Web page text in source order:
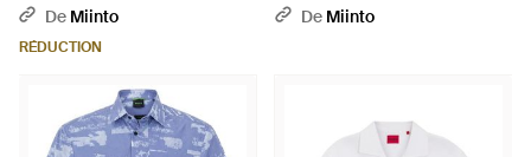
De Miinto
RÉDUCTION
De Miinto